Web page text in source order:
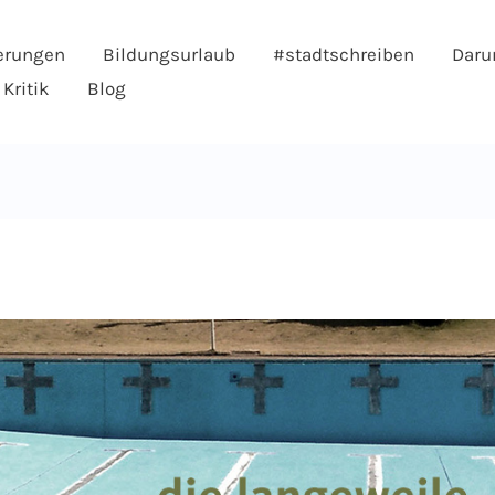
Bildungsurlaub #stadtschreiben
Kritik
Blog